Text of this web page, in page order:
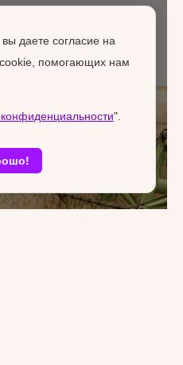
даете согласие на
помогающих нам
".